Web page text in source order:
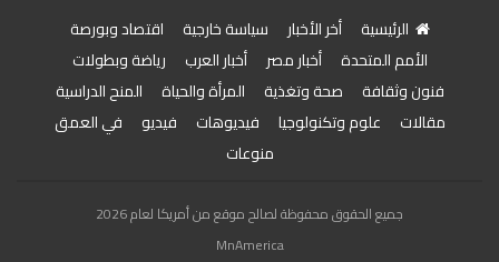
الرئيسية أخر الأخبار سياسة خارجية
اقتصاد وبورصة
الأمم المتحدة
أخبار مصر أخبار العرب
رياضة وبطولات
فنون وثقافة
صحة وتغذية المرأة والحياة
المنح الدراسية
مقالات
علوم وتكنولوجيا فيديوهات فيديو
في العمق
منوعات
جميع الحقوق محفوظة لصالح موقع من أمريكا لعام 2026
MnAmerica